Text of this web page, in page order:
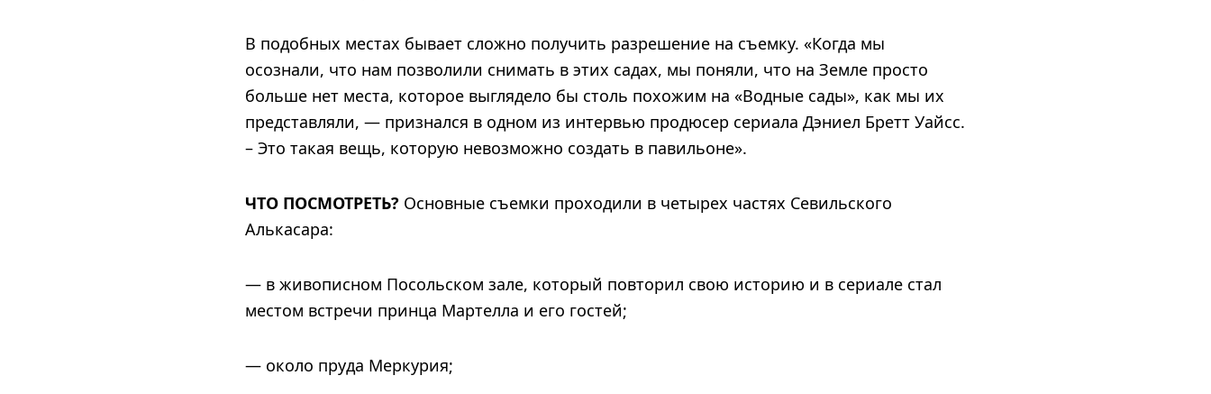
В подобных местах бывает сложно получить разрешение на съемку. «Когда мы
осознали, что нам позволили снимать в этих садах, мы поняли, что на Земле просто
больше нет места, которое выглядело бы столь похожим на «Водные сады», как мы их
представляли, — признался в одном из интервью продюсер сериала Дэниел Бретт Уайсс.
– Это такая вещь, которую невозможно создать в павильоне».
ЧТО ПОСМОТРЕТЬ? Основные съемки проходили в четырех частях Севильского
Алькасара:
— в живописном Посольском зале, который повторил свою историю и в сериале стал
местом встречи принца Мартелла и его гостей;
— около пруда Меркурия;